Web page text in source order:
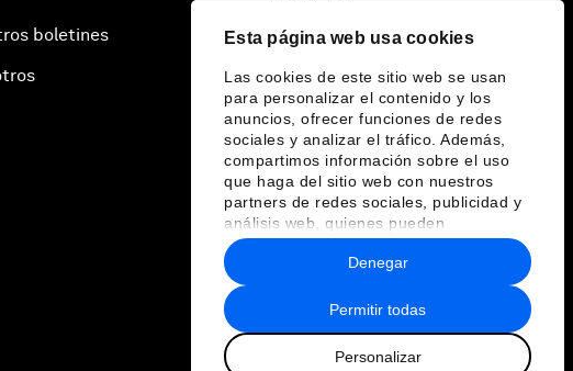
Esta página web usa cookies
Las cookies de este sitio web se usan
para personalizar el contenido y los
anuncios, ofrecer funciones de redes
sociales y analizar el tráfico. Además,
compartimos información sobre el uso
que haga del sitio web con nuestros
partners de redes sociales, publicidad y
análisis web, quienes pueden
combinarla con otra información que les
haya proporcionado o que hayan
recopilado a partir del uso que haya
hecho de sus servicios.
Permitir todas
Personalizar
Denegar
boletines